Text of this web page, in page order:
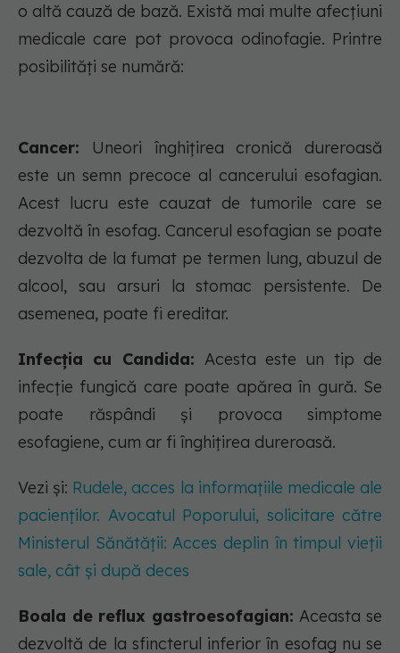
o altă cauză de bază. Există mai multe afecțiuni
medicale care pot provoca odinofagie. Printre
posibilități se numără:
Cancer: Uneori înghițirea cronică dureroasă
este un semn precoce al cancerului esofagian.
Acest lucru este cauzat de tumorile care se
dezvoltă în esofag. Cancerul esofagian se poate
dezvolta de la fumat pe termen lung, abuzul de
alcool, sau arsuri la stomac persistente. De
asemenea, poate fi ereditar.
Infecția cu Candida: Acesta este un tip de
infecție fungică care poate apărea în gură. Se
poate răspândi și provoca simptome
esofagiene, cum ar fi înghițirea dureroasă.
Vezi și: Rudele, acces la informațiile medicale ale
pacienților. Avocatul Poporului, solicitare către
Ministerul Sănătății: Acces deplin în timpul vieţii
sale, cât şi după deces
Boala de reflux gastroesofagian:Aceasta se
dezvoltă de la sfincterul inferior în esofag nu se